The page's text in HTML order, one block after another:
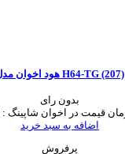
هود اخوان مدل H64-TG (207)
بدون رای
قیمت در اخوان شاپینگ :
اضافه به سبد خرید
پرفروش